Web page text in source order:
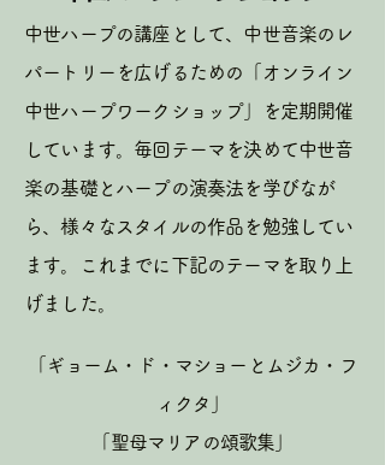
中世ハープの講座として、中世音楽のレ
パートリーを広げるための「オンライン
中世ハープワークショップ」を定期開催
しています。毎回テーマを決めて中世音
楽の基礎とハープの演奏法を学びなが
ら、様々なスタイルの作品を勉強してい
ます。これまでに下記のテーマを取り上
げました。
「ギョーム・ド・マショーとムジカ・フ
ィクタ」
「聖母マリアの頌歌集」